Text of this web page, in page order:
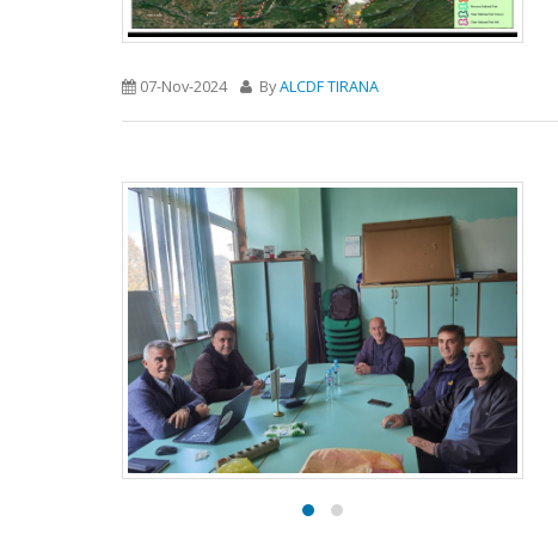
07-Nov-2024 ByALCDF TIRANA